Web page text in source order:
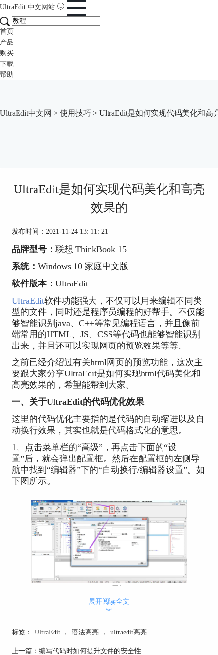
UltraEdit 中文网站
首页
产品
购买
下载
帮助
UltraEdit中文网 > 使用技巧 > UltraEdit是如何实现代码美化和高
UltraEdit是如何实现代码美化和高亮
效果的
发布时间：2021-11-24 13: 11: 21
品牌型号： 联想 ThinkBook 15
系统： Windows 10 家庭中文版
软件版本： UltraEdit
UltraEdit软件功能强大，不仅可以用来编辑不同类
型的文件，同时还是程序员编程的好帮手。不仅能
够智能识别java、C++等常见编程语言，并且像前
端常用的HTML、JS、CSS等代码也能够智能识别
出来，并且还可以实现网页的预览效果等等。
之前已经介绍过有关html网页的预览功能，这次主
要跟大家分享UltraEdit是如何实现html代码美化和
高亮效果的，希望能帮到大家。
一、关于UltraEdit的代码优化效果
这里的代码优化主要指的是代码的自动缩进以及自
动换行效果，其实也就是代码格式化的意思。
1、点击菜单栏的“高级”，再点击下面的“设
置”后，就会弹出配置框。然后在配置框的左侧导
航中找到“编辑器”下的“自动换行/编辑器设置”。如
下图所示。
图1 配置框
2、右侧的“制表站值”以及“缩进空格”一般都设置
数值。
展开阅读全文
︾
标签： UltraEdit ， 语法高亮 ， ultraedit高亮
上一篇： 编写代码时如何提升文件的安全性